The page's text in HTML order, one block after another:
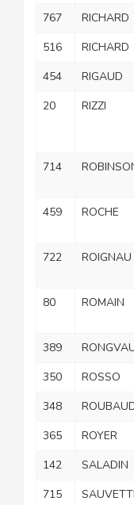
767 RICHARD
516 RICHARD
454 RIGAUD
20 RIZZI
714
459 ROCHE
722 ROIGNAU
80 ROMAIN
389
350 ROSSO
348
365 ROYER
142 SALADIN
715